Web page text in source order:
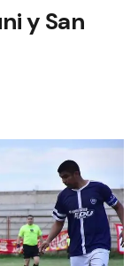
y San